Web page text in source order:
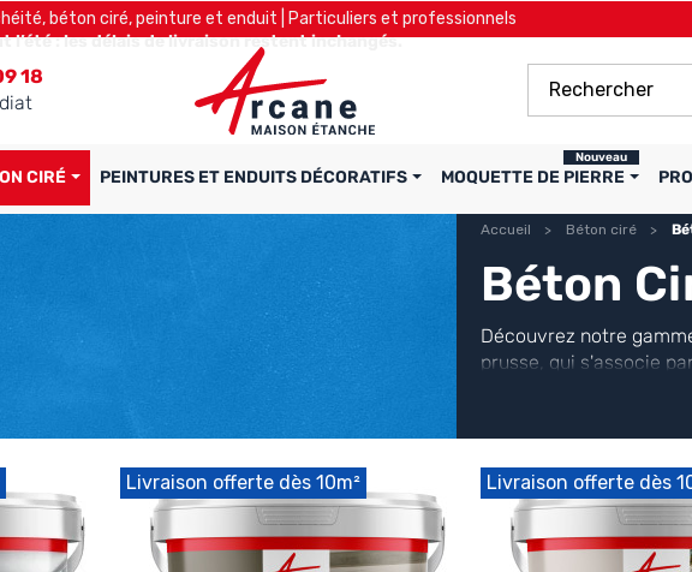
béton ciré, peinture et enduit | Particuliers et professionnels
: les délais de livraison restent inchangés.
18
CIRÉ PEINTURES ET ENDUITS DÉCORATIFS MOQUETTE DE PIERRE
Nouveau
Accueil Béton ciré
Béton
Découvrez notre
prusse, qui s'associe
élégantes pour
Livraison offerte dès 10m² Livraison offerte dès